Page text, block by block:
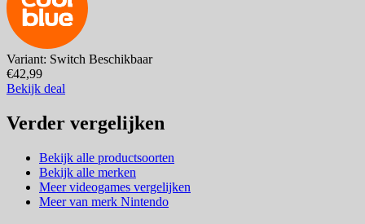
Variant: Switch Beschikbaar
€42,99
Bekijk deal
Verder vergelijken
Bekijk alle productsoorten
Bekijk alle merken
Meer videogames vergelijken
Meer van merk Nintendo